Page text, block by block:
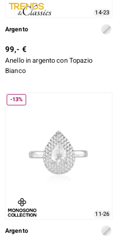
14-23
Argento
99,- €
Anello in argento con Topazio
Bianco
-13%
11-26
Argento